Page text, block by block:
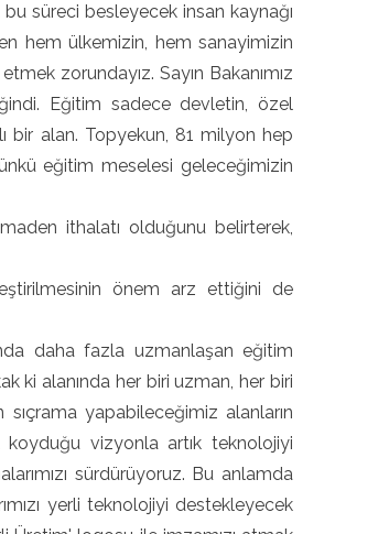
süreci besleyecek insan kaynağı
hem ülkemizin, hem sanayimizin
zorundayız. Sayın Bakanımız
Eğitim sadece devletin, özel
bir alan. Topyekun, 81 milyon hep
eğitim meselesi geleceğimizin
ithalatı olduğunu belirterek,
önem arz ettiğini de
daha fazla uzmanlaşan eğitim
ki alanında her biri uzman, her biri
sıçrama yapabileceğimiz alanların
koyduğu vizyonla artık teknolojiyi
sürdürüyoruz. Bu anlamda
yerli teknolojiyi destekleyecek